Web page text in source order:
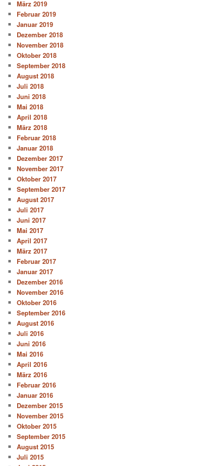
März 2019
Februar 2019
Januar 2019
Dezember 2018
November 2018
Oktober 2018
September 2018
August 2018
Juli 2018
Juni 2018
Mai 2018
April 2018
März 2018
Februar 2018
Januar 2018
Dezember 2017
November 2017
Oktober 2017
September 2017
August 2017
Juli 2017
Juni 2017
Mai 2017
April 2017
März 2017
Februar 2017
Januar 2017
Dezember 2016
November 2016
Oktober 2016
September 2016
August 2016
Juli 2016
Juni 2016
Mai 2016
April 2016
März 2016
Februar 2016
Januar 2016
Dezember 2015
November 2015
Oktober 2015
September 2015
August 2015
Juli 2015